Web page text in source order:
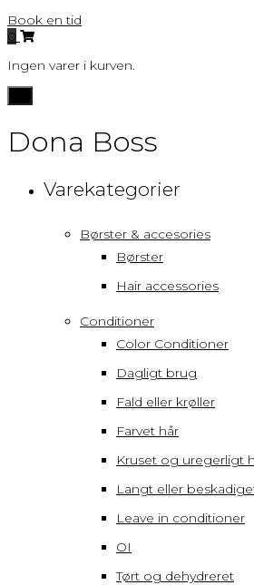
Book en tid
0
Ingen varer i kurven.
navigation
Dona Boss
Varekategorier
Børster & accesories
Børster
Hair accessories
Conditioner
Color Conditioner
Dagligt brug
Fald eller krøller
Farvet hår
Kruset og uregerligt
Langt eller
Leave in conditioner
OI
Tørt og dehydreret